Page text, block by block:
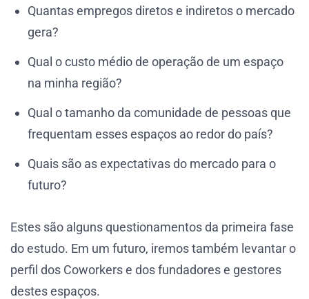
Quantas empregos diretos e indiretos o mercado
gera?
Qual o custo médio de operação de um espaço
na minha região?
Qual o tamanho da comunidade de pessoas que
frequentam esses espaços ao redor do país?
Quais são as expectativas do mercado para o
futuro?
Estes são alguns questionamentos da primeira fase
do estudo. Em um futuro, iremos também levantar o
perfil dos Coworkers e dos fundadores e gestores
destes espaços.